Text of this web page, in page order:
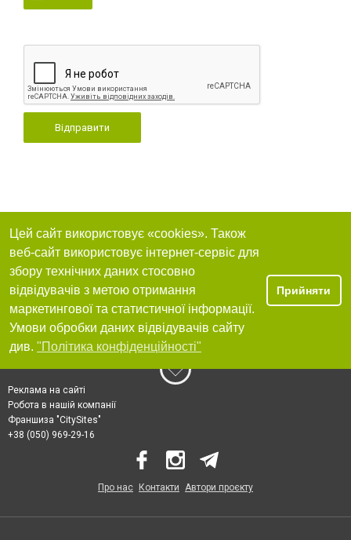
Відправити
Цей сайт використовує «cookies». Також
веб-сайт використовує інтернет-сервіс для
збору технічних даних стосовно
відвідувачів з метою отримання
маркетингової та статистичної інформації.
Умови обробки даних відвідувачів сайту
див. "Політика конфіденційності"
Прийняти
Реклама на сайті
Робота в нашій компанії
Франшиза "CitySites"
+38 (050) 969-29-16
Про нас Контакти Автори проєкту